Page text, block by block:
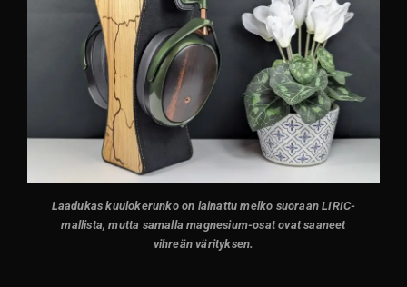
Laadukas kuulokerunko on lainattu melko suoraan LIRIC-
mallista, mutta samalla magnesium-osat ovat saaneet
vihreän värityksen.